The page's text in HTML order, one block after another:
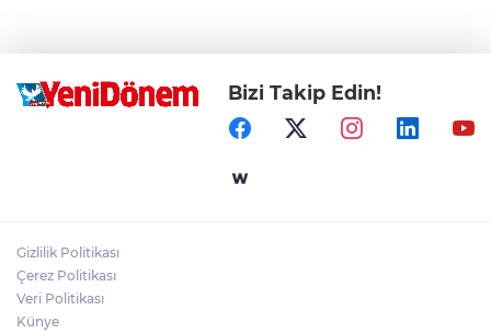
Bizi Takip Edin!
Gizlilik Politikası
Çerez Politikası
Veri Politikası
Künye